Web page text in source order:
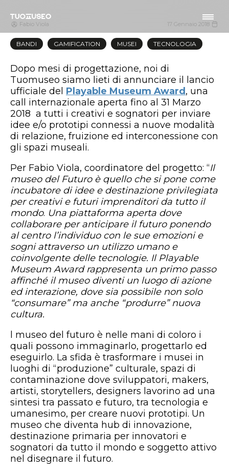
Fabio Viola 17 Gennaio 2018
BANDI GAMIFICATION MUSEI TECNOLOGIA
Dopo mesi di progettazione, noi di
Tuomuseo siamo lieti di annunciare il lancio
ufficiale del Playable Museum Award , una
call internazionale aperta fino al 31 Marzo
2018 a tutti i creativi e sognatori per inviare
idee e/o prototipi connessi a nuove modalità
di relazione, fruizione ed interconessione con
gli spazi museali.
Per Fabio Viola, coordinatore del progetto: “Il
museo del Futuro è quello che si pone come
incubatore di idee e destinazione privilegiata
per creativi e futuri imprenditori da tutto il
mondo. Una piattaforma aperta dove
collaborare per anticipare il futuro ponendo
al centro l’individuo con le sue emozioni e
sogni attraverso un utilizzo umano e
coinvolgente delle tecnologie. Il Playable
Museum Award rappresenta un primo passo
affinché il museo diventi un luogo di azione
ed interazione, dove sia possibile non solo
“consumare” ma anche “produrre” nuova
cultura.
l museo del futuro è nelle mani di coloro i
quali possono immaginarlo, progettarlo ed
eseguirlo. La sfida è trasformare i musei in
luoghi di “produzione” culturale, spazi di
contaminazione dove sviluppatori, makers,
artisti, storytellers, designers lavorino ad una
sintesi tra passato e futuro, tra tecnologia e
umanesimo, per creare nuovi prototipi. Un
museo che diventa hub di innovazione,
destinazione primaria per innovatori e
sognatori da tutto il mondo e soggetto attivo
nel disegnare il futuro.